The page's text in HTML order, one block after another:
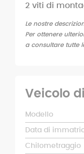
2 viti di
Le nostre
Per ottenere
a consultare tutte
Veicolo
Modello
Data di
Chilometraggio